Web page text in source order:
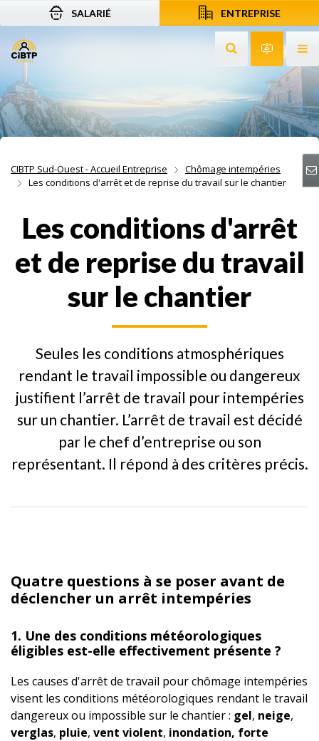
Aller au contenu
Aller à la recherche
Aller à la navigation
SALARIÉ ENTREPRISE
Rechercher sur
CIBTP Sud-Ouest - Accueil Entreprise
Chômage intempéries
Les conditions d'arrêt et de reprise du travail sur le chantier
Les conditions d'arrêt
et de reprise du travail
sur le chantier
Seules les conditions atmosphériques
rendant le travail impossible ou dangereux
justifient l’arrêt de travail pour intempéries
sur un chantier. L’arrêt de travail est décidé
par le chef d’entreprise ou son
représentant. Il répond à des critères précis.
Quatre questions à se poser avant de
déclencher un arrêt intempéries
1. Une des conditions météorologiques
éligibles est-elle effectivement présente ?
Les causes d'arrêt de travail pour chômage intempéries
visent les conditions météorologiques rendant le travail
dangereux ou impossible sur le chantier : gel, neige,
verglas, pluie, vent violent, inondation, forte